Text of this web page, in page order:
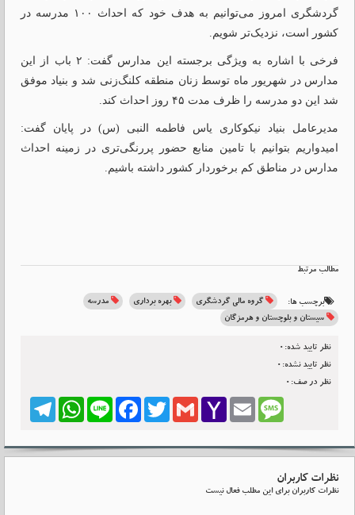
گردشگری امروز می‌توانیم به هدف خود که احداث ۱۰۰ مدرسه در
کشور است، نزدیک‌تر شویم.
فرخی با اشاره به ویژگی برجسته این مدارس گفت: ۲ باب از این
مدارس در شهریور ماه توسط زنان منطقه کلنگ‌زنی شد و بنیاد موفق
شد این دو مدرسه را ظرف مدت ۴۵ روز احداث کند.
مدیرعامل بنیاد نیکوکاری یاس فاطمه النبی (س) در پایان گفت:
امیدواریم بتوانیم با تامین منابع حضور پررنگی‌تری در زمینه احداث
مدارس در مناطق کم برخوردار کشور داشته باشیم.
مطالب مرتبط
برچسب ها: گروه مالی گردشگری بهره برداری
مدرسه
سیستان و بلوچستان و هرمزگان
نظر تایید شده:0
نظر تایید نشده:0
نظر در صف:0
TelegramWhatsApp LineFacebook Twitter Gmail
Yahoo
Email Message
نظرات کاربران
نظرات کاربران برای این مطلب فعال نیست